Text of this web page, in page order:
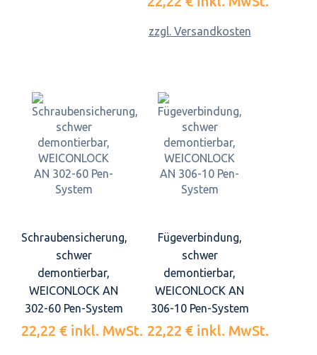
zzgl. Versandkosten
Schraubensicherung,
schwer
demontierbar,
WEICONLOCK AN
302-60 Pen-System
22,22 € inkl. MwSt.
Fügeverbindung,
schwer
demontierbar,
WEICONLOCK AN
306-10 Pen-System
22,22 € inkl. MwSt.